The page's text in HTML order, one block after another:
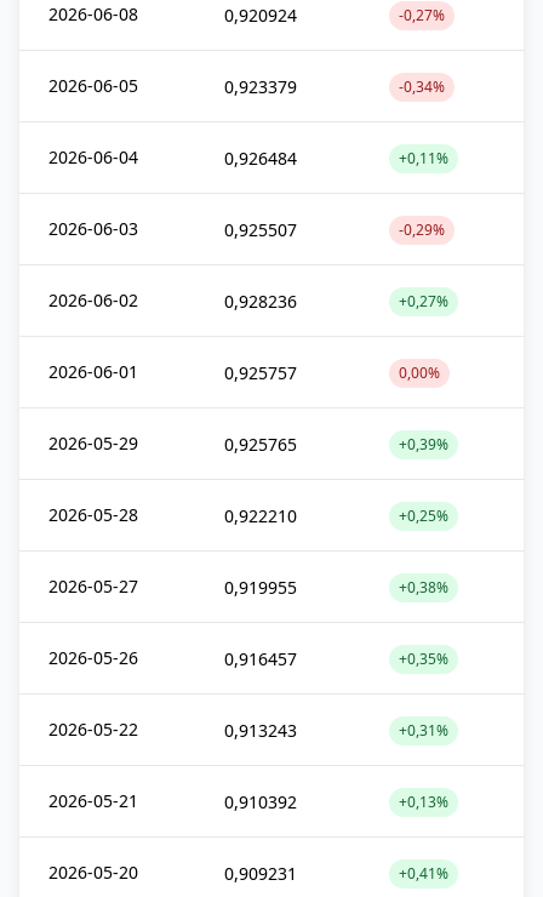
2026-06-08 0,920924 -0,27%
2026-06-05 0,923379 -0,34%
2026-06-04 0,926484 +0,11%
2026-06-03 0,925507 -0,29%
2026-06-02 0,928236 +0,27%
2026-06-01 0,925757 0,00%
2026-05-29 0,925765 +0,39%
2026-05-28 0,922210 +0,25%
2026-05-27 0,919955 +0,38%
2026-05-26 0,916457 +0,35%
2026-05-22 0,913243 +0,31%
2026-05-21 0,910392 +0,13%
2026-05-20 0,909231 +0,41%